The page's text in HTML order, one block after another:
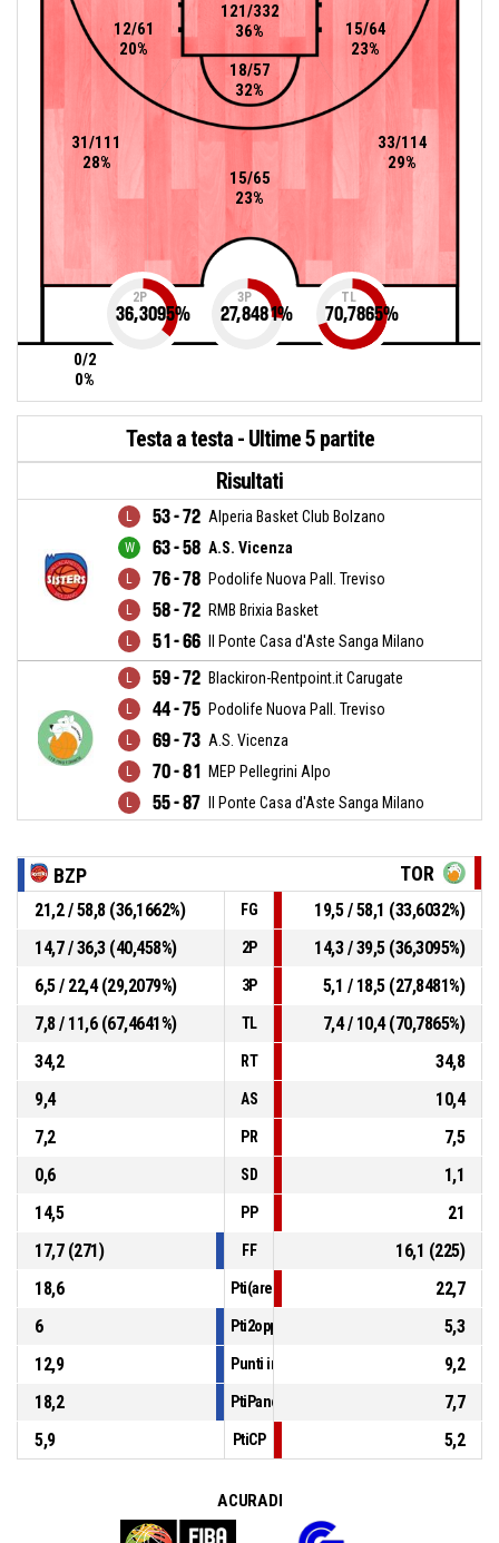
18/57
32%
12/61
20%
15/64
23%
121/332
36%
0/2
0%
15/65
23%
31/111
28%
33/114
29%
2P
36,3095%
3P
27,8481%
TL
70,7865%
Testa a testa - Ultime 5 partite
Risultati
53 - 72 Alperia Basket Club Bolzano
63 - 58 A.S. Vicenza
76 - 78 Podolife Nuova Pall. Treviso
58 - 72 RMB Brixia Basket
51 - 66 Il Ponte Casa d'Aste Sanga Milano
59 - 72 Blackiron-Rentpoint.it Carugate
44 - 75 Podolife Nuova Pall. Treviso
69 - 73 A.S. Vicenza
70 - 81 MEP Pellegrini Alpo
55 - 87 Il Ponte Casa d'Aste Sanga Milano
BZP TOR
21,2 / 58,8 (36,1662%) FG
19,5 / 58,1 (33,6032%)
14,7 / 36,3 (40,458%)
2P
14,3 / 39,5 (36,3095%)
6,5 / 22,4 (29,2079%)
3P
5,1 / 18,5 (27,8481%)
7,8 / 11,6 (67,4641%)
TL
7,4 / 10,4 (70,7865%)
34,2
RT
34,8
9,4
AS
10,4
7,2
PR
7,5
0,6
SD
1,1
14,5
PP
21
17,7 (271)
FF
16,1 (225)
18,6
Pti(area)
22,7
6
Pti2opp
5,3
12,9
Punti in contropiede
9,2
18,2
PtiPanch
7,7
5,9
PtiCP 5,2
A CURA DI